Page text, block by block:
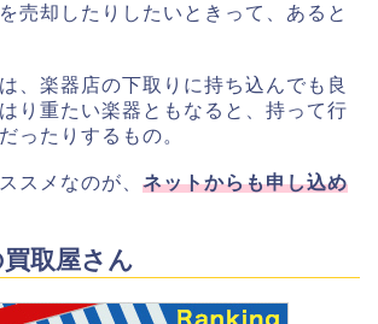
売却したりしたいときって、あると
、楽器店の下取りに持ち込んでも良
り重たい楽器ともなると、持って行
ったりするもの。
スメなのが、 ネットからも申し込め
取屋さん